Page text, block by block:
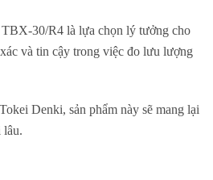
30/R4 là lựa chọn lý tưởng cho
và tin cậy trong việc đo lưu lượng
Denki, sản phẩm này sẽ mang lại
lâu.